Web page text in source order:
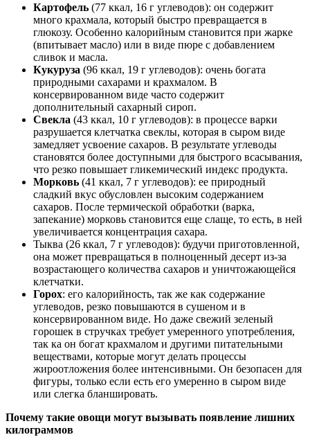
Картофель (77 ккал, 16 г углеводов): он содержит
много крахмала, который быстро превращается в
глюкозу. Особенно калорийным становится при жарке
(впитывает масло) или в виде пюре с добавлением
сливок и масла.
Кукуруза (96 ккал, 19 г углеводов): очень богата
природными сахарами и крахмалом. В
консервированном виде часто содержит
дополнительный сахарный сироп.
Свекла (43 ккал, 10 г углеводов): в процессе варки
разрушается клетчатка свеклы, которая в сыром виде
замедляет усвоение сахаров. В результате углеводы
становятся более доступными для быстрого всасывания,
что резко повышает гликемический индекс продукта.
Морковь (41 ккал, 7 г углеводов): ее природный
сладкий вкус обусловлен высоким содержанием
сахаров. После термической обработки (варка,
запекание) морковь становится еще слаще, то есть, в ней
увеличивается концентрация сахара.
Тыква (26 ккал, 7 г углеводов): будучи приготовленной,
она может превращаться в полноценный десерт из-за
возрастающего количества сахаров и уничтожающейся
клетчатки.
Горох: его калорийность, так же как содержание
углеводов, резко повышаются в сушеном и в
консервированном виде. Но даже свежий зеленый
горошек в стручках требует умеренного употребления,
так ка он богат крахмалом и другими питательными
веществами, которые могут делать процессы
жироотложения более интенсивными. Он безопасен для
фигуры, только если есть его умеренно в сыром виде
или слегка бланшировать.
Почему такие овощи могут вызывать появление лишних
килограммов